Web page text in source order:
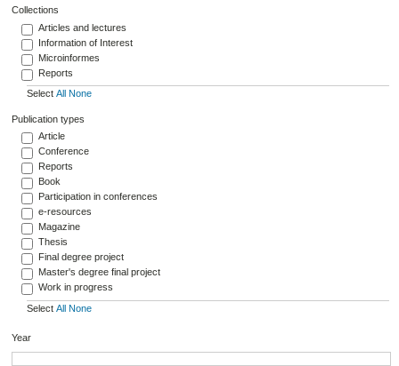
Collections
Articles and lectures
Information of Interest
Microinformes
Reports
Select All None
Publication types
Article
Conference
Reports
Book
Participation in conferences
e-resources
Magazine
Thesis
Final degree project
Master's degree final project
Work in progress
Select All None
Year